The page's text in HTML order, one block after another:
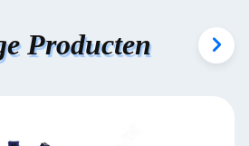
Producten